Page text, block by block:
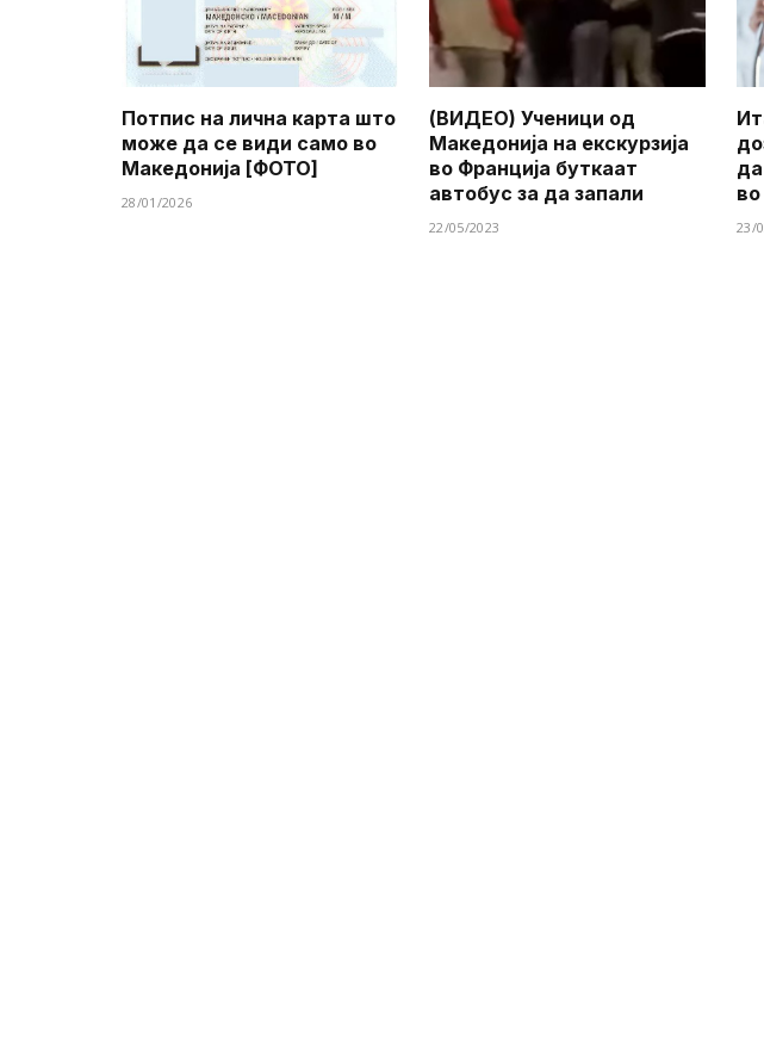
Потпис на лична карта што
може да се види само во
Македонија [ФОТО]
28/01/2026
(ВИДЕО) Ученици од
Македонија на екскурзија
во Франција буткаат
автобус за да запали
22/05/2023 23/